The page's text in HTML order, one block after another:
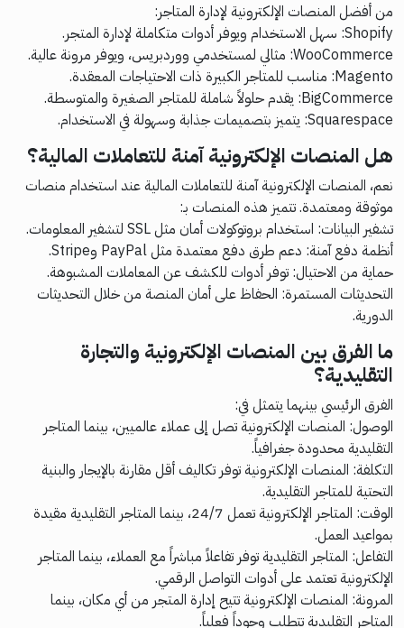
من أفضل المنصات الإلكترونية لإدارة المتاجر:
Shopify: سهل الاستخدام ويوفر أدوات متكاملة لإدارة المتجر.
WooCommerce: مثالي لمستخدمي ووردبريس، ويوفر مرونة عالية.
Magento: مناسب للمتاجر الكبيرة ذات الاحتياجات المعقدة.
BigCommerce: يقدم حلولاً شاملة للمتاجر الصغيرة والمتوسطة.
Squarespace: يتميز بتصميمات جذابة وسهولة في الاستخدام.
هل المنصات الإلكترونية آمنة للتعاملات المالية؟
نعم، المنصات الإلكترونية آمنة للتعاملات المالية عند استخدام منصات
موثوقة ومعتمدة. تتميز هذه المنصات بـ:
تشفير البيانات: استخدام بروتوكولات أمان مثل SSL لتشفير المعلومات.
أنظمة دفع آمنة: دعم طرق دفع معتمدة مثل PayPal وStripe.
حماية من الاحتيال: توفر أدوات للكشف عن المعاملات المشبوهة.
التحديثات المستمرة: الحفاظ على أمان المنصة من خلال التحديثات
الدورية.
ما الفرق بين المنصات الإلكترونية والتجارة
التقليدية؟
الفرق الرئيسي بينهما يتمثل في:
الوصول: المنصات الإلكترونية تصل إلى عملاء عالميين، بينما المتاجر
التقليدية محدودة جغرافياً.
التكلفة: المنصات الإلكترونية توفر تكاليف أقل مقارنة بالإيجار والبنية
التحتية للمتاجر التقليدية.
الوقت: المتاجر الإلكترونية تعمل 24/7، بينما المتاجر التقليدية مقيدة
بمواعيد العمل.
التفاعل: المتاجر التقليدية توفر تفاعلاً مباشراً مع العملاء، بينما المتاجر
الإلكترونية تعتمد على أدوات التواصل الرقمي.
المرونة: المنصات الإلكترونية تتيح إدارة المتجر من أي مكان، بينما
المتاجر التقليدية تتطلب وجوداً فعلياً.